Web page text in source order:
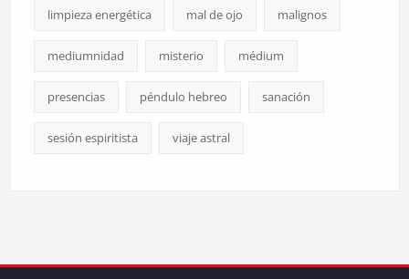
limpieza energética mal de ojo malignos
mediumnidad misterio médium
presencias péndulo hebreo sanación
sesión espiritista viaje astral